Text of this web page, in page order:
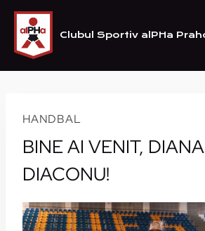
Skip
content
Clubul Sportiv alPHa
HANDBAL
BINE AI VENIT, DIANA
DIACONU!